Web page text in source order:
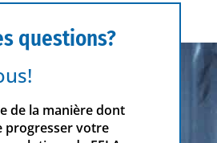
questions?
de la manière dont
progresser votre